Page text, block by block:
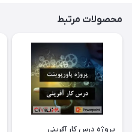
محصولات مرتبط
پروژه درس کار آفرینی